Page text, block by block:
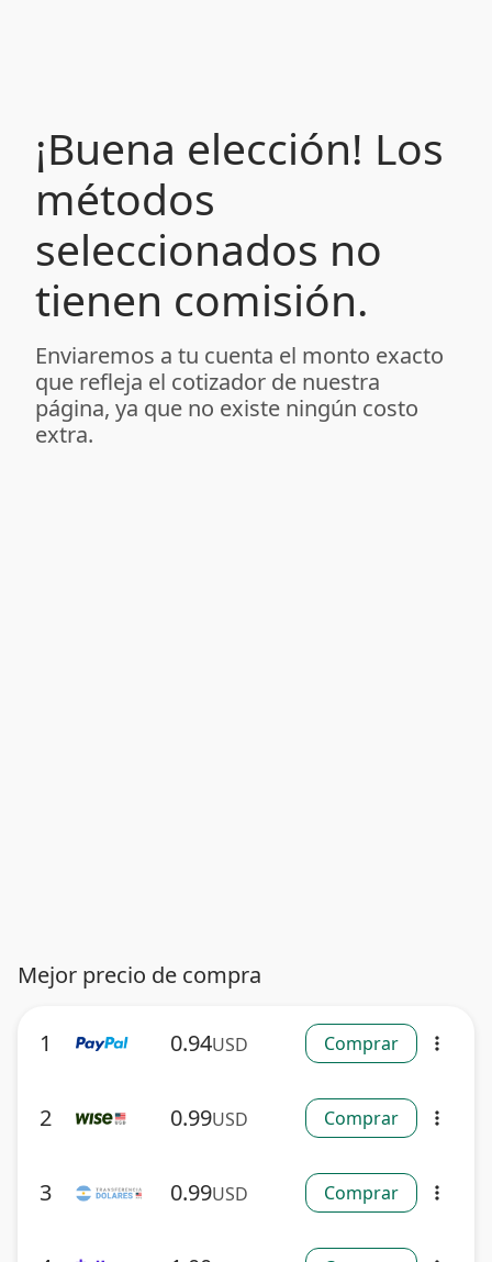
¡Buena elección! Los
métodos
seleccionados no
tienen comisión.
Enviaremos a tu cuenta el monto exacto
que refleja el cotizador de nuestra
página, ya que no existe ningún costo
extra.
Mejor precio de compra
1 0.94USD Comprar more_vert
2 0.99USD Comprar more_vert
3 0.99USD Comprar more_vert